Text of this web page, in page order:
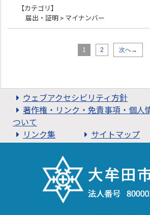
【カテゴリ】
届出・証明 > マイナンバー
1 2 次へ→
ウェブアクセシビリティ方針
著作権・リンク・免責事項・個人
ついて
リンク集
サイトマップ